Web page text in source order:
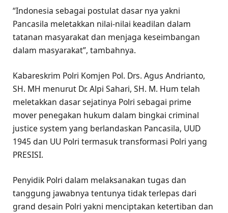
“Indonesia sebagai postulat dasar nya yakni
Pancasila meletakkan nilai-nilai keadilan dalam
tatanan masyarakat dan menjaga keseimbangan
dalam masyarakat”, tambahnya.
Kabareskrim Polri Komjen Pol. Drs. Agus Andrianto,
SH. MH menurut Dr. Alpi Sahari, SH. M. Hum telah
meletakkan dasar sejatinya Polri sebagai prime
mover penegakan hukum dalam bingkai criminal
justice system yang berlandaskan Pancasila, UUD
1945 dan UU Polri termasuk transformasi Polri yang
PRESISI.
Penyidik Polri dalam melaksanakan tugas dan
tanggung jawabnya tentunya tidak terlepas dari
grand desain Polri yakni menciptakan ketertiban dan